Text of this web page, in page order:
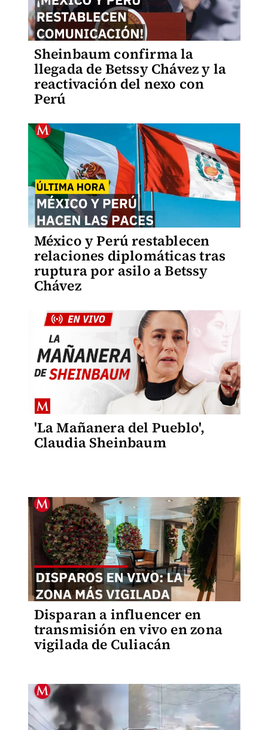
Sheinbaum confirma la
llegada de Betssy Chávez y la
reactivación del nexo con
Perú
México y Perú restablecen
relaciones diplomáticas tras
ruptura por asilo a Betssy
Chávez
'La Mañanera del Pueblo',
Claudia Sheinbaum
Disparan a influencer en
transmisión en vivo en zona
vigilada de Culiacán